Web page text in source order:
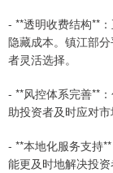
- **透明收费结构**
隐藏成本。镇江部
者灵活选择。
- **风控体系完善**
助投资者及时应对市
- **本地化服务支持
能更及时地解决投资